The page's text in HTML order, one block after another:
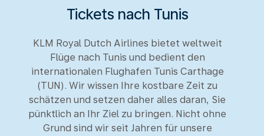
Tickets nach Tunis
KLM Royal Dutch Airlines bietet weltweit
Flüge nach Tunis und bedient den
internationalen Flughafen Tunis Carthage
(TUN). Wir wissen Ihre kostbare Zeit zu
schätzen und setzen daher alles daran, Sie
pünktlich an Ihr Ziel zu bringen. Nicht ohne
Grund sind wir seit Jahren für unsere